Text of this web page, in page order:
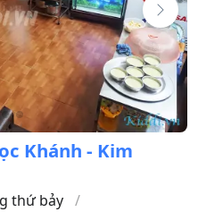
Khánh - Kim
thứ bảy